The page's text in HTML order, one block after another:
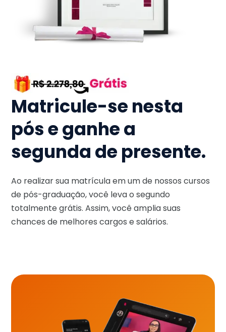
Matricule-se nesta
pós e ganhe a
segunda de presente.
Ao realizar sua matrícula em um de nossos cursos
de pós-graduação, você leva o segundo
totalmente grátis. Assim, você amplia suas
chances de melhores cargos e salários.